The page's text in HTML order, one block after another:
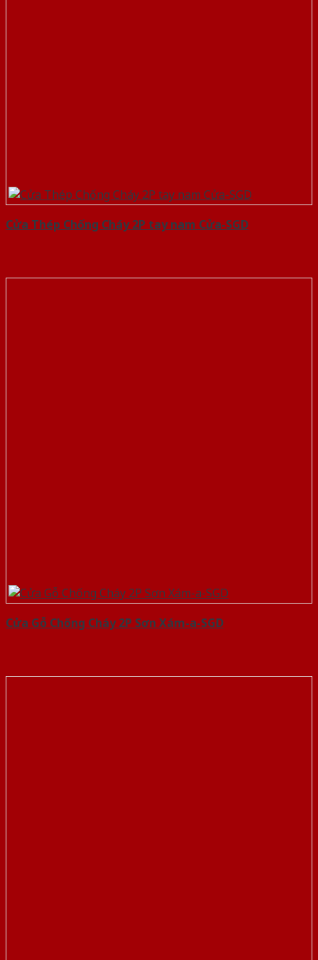
Cửa Thép Chống Cháy 2P tay nam Cửa-SGD
Cửa Gỗ Chống Cháy 2P Sơn Xám-a-SGD